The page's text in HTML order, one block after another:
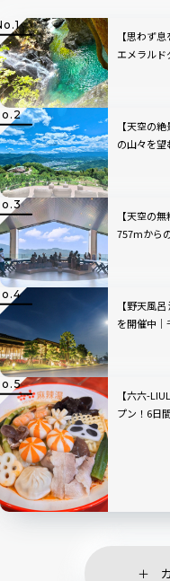
【思わず
エメラル
【天空の
の山々を望
【天空の
757mから
【野天風
を開催中
【六六-
プン！6日